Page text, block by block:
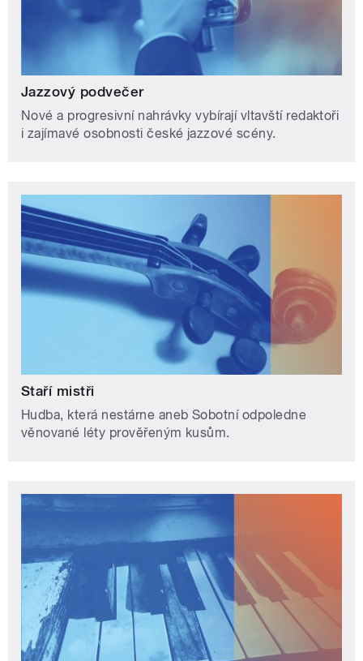
Jazzový podvečer
Nové a progresivní nahrávky vybírají vltavští redaktoři
i zajímavé osobnosti české jazzové scény.
Staří mistři
Hudba, která nestárne aneb Sobotní odpoledne
věnované léty prověřeným kusům.